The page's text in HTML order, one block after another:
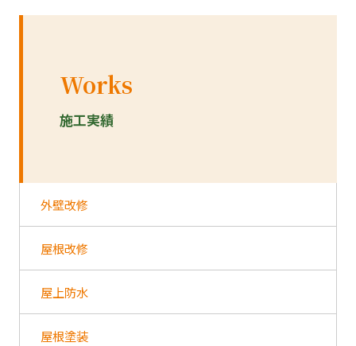
Works
施工実績
外壁改修
屋根改修
屋上防水
屋根塗装